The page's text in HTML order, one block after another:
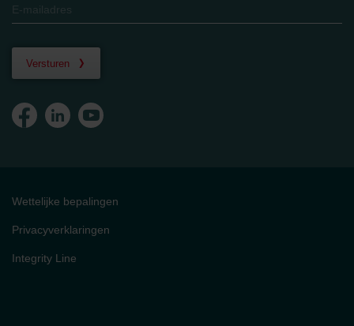
Versturen
Wettelijke bepalingen
Privacyverklaringen
Integrity Line